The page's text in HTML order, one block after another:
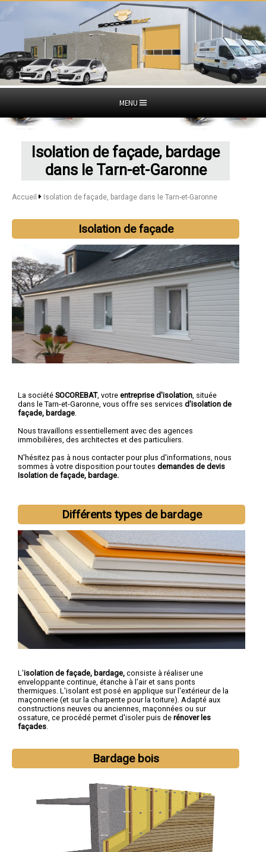
MENU
Isolation de façade, bardage
dans le Tarn-et-Garonne
Accueil Isolation de façade, bardage dans le Tarn-et-Garonne
Isolation de façade
La société SOCOREBAT, votre entreprise d'isolation , située
dans le Tarn-et-Garonne, vous offre ses services d'isolation de
façade, bardage
Nous travaillons essentiellement avec des agences
immobilières, des architectes et des particuliers.
N'hésitez pas à nous contacter pour plus d'informations, nous
sommes à votre disposition pour toutes demandes de devis
Isolation de façade, bardage.
Différents types de bardage
L'isolation de façade, bardage, consiste à réaliser une
enveloppante continue, étanche à l'air et sans ponts
thermiques. L'isolant est posé en applique sur l'extérieur de la
maçonnerie (et sur la charpente pour la toiture). Adapté aux
constructions neuves ou anciennes, maçonnées ou sur
ossature, ce procédé permet d'isoler puis de rénover les
façades.
Bardage bois